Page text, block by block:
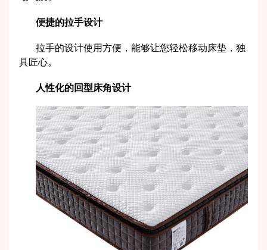
便捷的拉手设计
拉手的设计使用方便，能够让您轻松移动床垫，独
具匠心。
人性化的回型床角设计